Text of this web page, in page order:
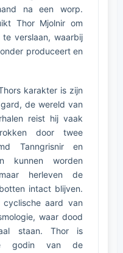
na een worp.
Thor Mjolnir om
verslaan, waarbij
produceert en
karakter is zijn
de wereld van
reist hij vaak
door twee
Tanngrisnir en
kunnen worden
herleven de
intact blijven.
aard van
waar dood
staan. Thor is
godin van de